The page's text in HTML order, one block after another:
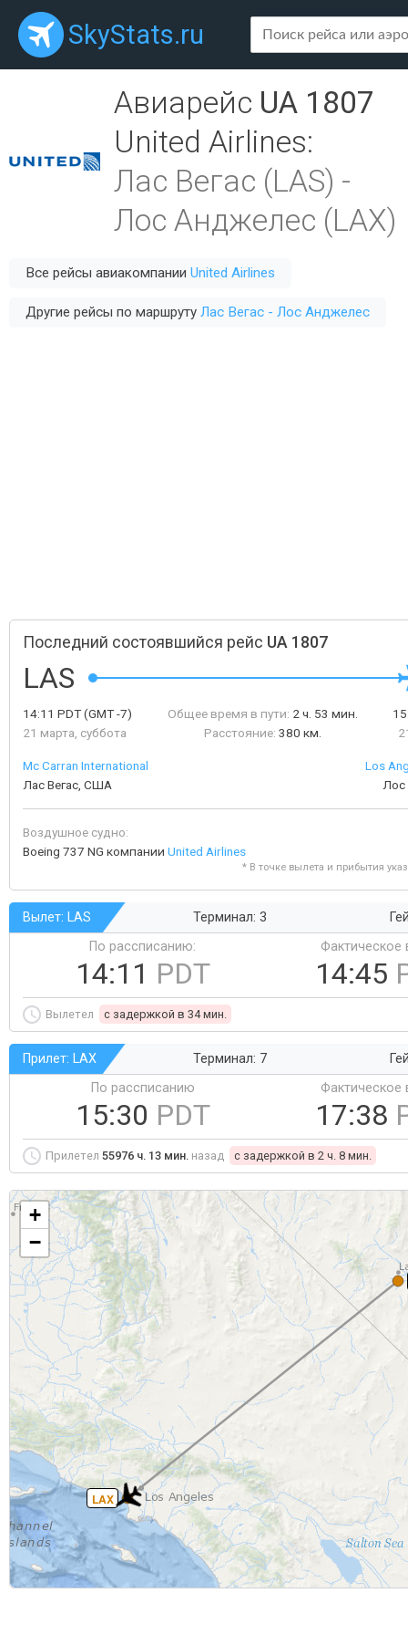
SkyStats.ru
Авиарейс UA 1807
United Airlines:
Лас Вегас (LAS) -
Лос Анджелес (LAX)
Все рейсы авиакомпании United Airlines
Другие рейсы по маршруту Лас Вегас - Лос Анджелес
Последний состоявшийся рейс UA 1807
LAS
14:11 PDT(GMT -7)
21 марта, суббота
Общее время в пути: 2 ч. 53 мин.
Расстояние: 380 км.
Mc Carran International
Лас Вегас, США
Los
Воздушное судно:
Boeing 737 NG компании United Airlines
* В точке вылета и прибытия
Вылет: LAS Терминал: 3
По рассписанию:
14:11 PDT
Фактическое
14:45
Вылетел c задержкой в 34 мин.
Прилет: LAX Терминал: 7
По рассписанию
15:30 PDT
Фактическое
17:38
Прилетел 55976 ч. 13 мин. назад c задержкой в 2 ч. 8 мин.
LAX
+
−